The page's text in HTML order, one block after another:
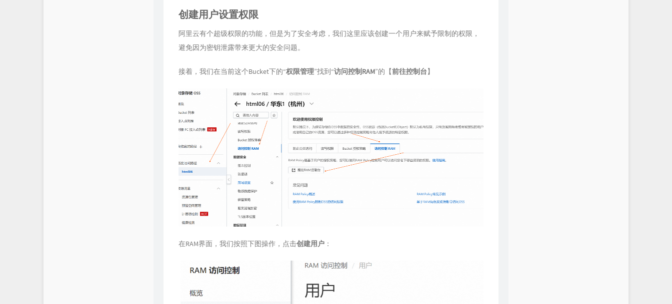
创建用户设置权限
阿里云有个超级权限的功能，但是为了安全考虑，我们这里应该创建一个用户来赋予限制的权限，
避免因为密钥泄露带来更大的安全问题。
接着，我们在当前这个Bucket下的“权限管理”找到“访问控制RAM”的【前往控制台】
在RAM界面，我们按照下图操作，点击创建用户 ：